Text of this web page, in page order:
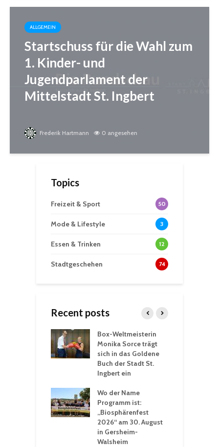
ALLGEMEIN
Startschuss für die Wahl zum
1. Kinder- und
Jugendparlament der
Mittelstadt St. Ingbert
Frederik Hartmann 0 angesehen
Topics
Freizeit & Sport 50
Mode & Lifestyle 3
Essen & Trinken 12
Stadtgeschehen 74
Recent posts
Box-Weltmeisterin
Monika Sorce trägt
sich in das Goldene
Buch der Stadt St.
Ingbert ein
Wo der Name
Programm ist:
„Biosphärenfest
2026“ am 30. August
in Gersheim-
Walsheim